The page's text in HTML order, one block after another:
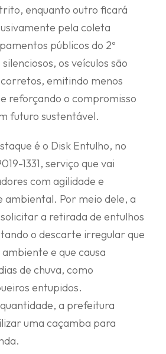
enquanto outro ficará
pela coleta
públicos do 2º
os veículos são
emitindo menos
reforçando o compromisso
futuro sustentável.
é o Disk Entulho, no
1331, serviço que vai
com agilidade e
ambiental. Por meio dele, a
a retirada de entulhos
o descarte irregular que
e que causa
de chuva, como
entupidos.
a prefeitura
uma caçamba para